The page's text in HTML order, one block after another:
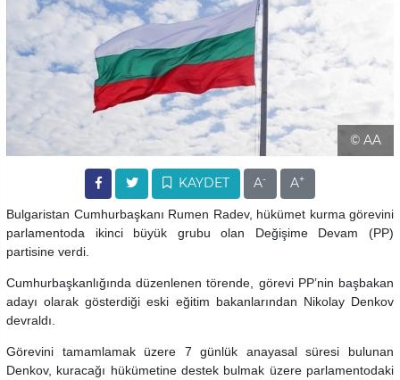
© AA
KAYDET A- A+
Bulgaristan Cumhurbaşkanı Rumen Radev, hükümet kurma görevini
parlamentoda ikinci büyük grubu olan Değişime Devam (PP)
partisine verdi.
Cumhurbaşkanlığında düzenlenen törende, görevi PP’nin başbakan
adayı olarak gösterdiği eski eğitim bakanlarından Nikolay Denkov
devraldı.
Görevini tamamlamak üzere 7 günlük anayasal süresi bulunan
Denkov, kuracağı hükümetine destek bulmak üzere parlamentodaki